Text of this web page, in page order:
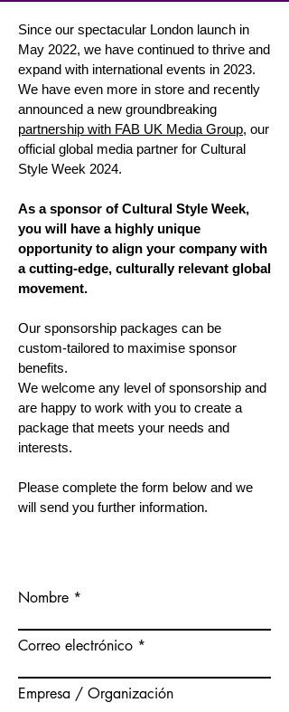
Since our spectacular London launch in
May 2022, we have continued to thrive and
expand with international events in 2023.
We have even more in store and recently
announced a new groundbreaking
partnership with FAB UK Media Group, our
official global media partner for Cultural
Style Week 2024.
​As a sponsor of Cultural Style Week,
you will have a highly unique
opportunity to align your company with
a cutting-edge, culturally relevant global
movement.
Our sponsorship packages can be
custom-tailored to maximise sponsor
benefits.
We welcome any level of sponsorship and
are happy to work with you to create a
package that meets your needs and
interests.
Please complete the form below and we
will send you further information.
Nombre
Correo electrónico
Empresa / Organización